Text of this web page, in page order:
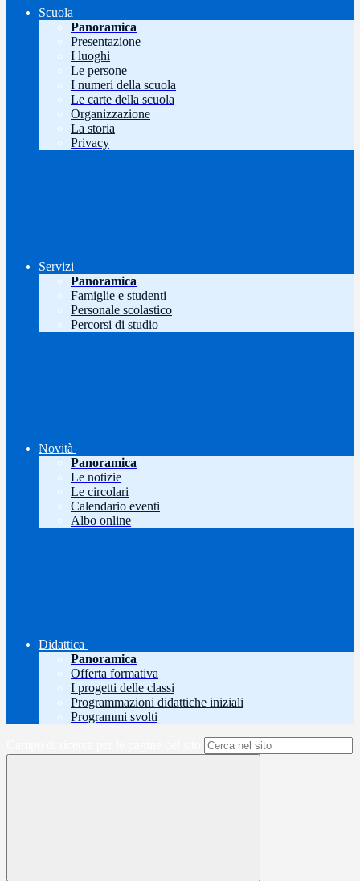
Scuola
Panoramica
Presentazione
I luoghi
Le persone
I numeri della scuola
Le carte della scuola
Organizzazione
La storia
Privacy
Servizi
Panoramica
Famiglie e studenti
Personale scolastico
Percorsi di studio
Novità
Panoramica
Le notizie
Le circolari
Calendario eventi
Albo online
Didattica
Panoramica
Offerta formativa
I progetti delle classi
Programmazioni didattiche iniziali
Programmi svolti